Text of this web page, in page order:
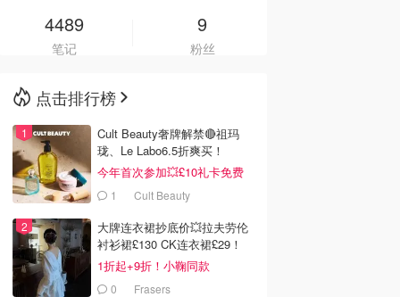
🇦🇺
4489
笔记
9
粉丝
点击排行榜
Cult Beauty奢牌解禁🔴祖玛
珑、Le Labo6.5折爽买！
今年首次参加💥£10礼卡免费
拿 1 Cult Beauty
大牌连衣裙抄底价💥拉夫劳伦
衬衫裙£130 CK连衣裙£29！
1折起+9折！小鞠同款
Ganni£88
0 Frasers